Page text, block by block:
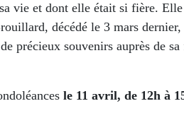
vie et dont elle était si fière.
décédé le 3 mars
précieux souvenirs auprès de
le 11 avril, de 12h à